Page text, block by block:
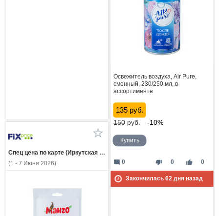
Освежитель воздуха, Air Pure,
сменный, 230/250 мл, в
ассортименте
135 руб.
150руб. -10%
Купить
thumb_down 0 thumb_up 0
mode_comment 0
Закончилась 62дня назад
Спец цена по карте (Иркутская область)
(1 - 7 Июня 2026)